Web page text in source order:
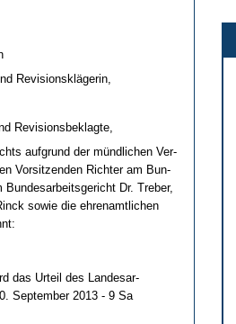
Re­vi­si­onskläge­rin,
Re­vi­si­ons­be­klag­te,
auf­grund der münd­li­chen Ver­
Vor­sit­zen­den Rich­ter am Bun­
Dr. Tre­ber,
so­wie die eh­ren­amt­li­chen
das Ur­teil des Lan­des­ar­
Sep­tem­ber 2013 - 9 Sa